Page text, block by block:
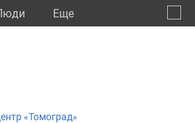
Eще
«Томоград»